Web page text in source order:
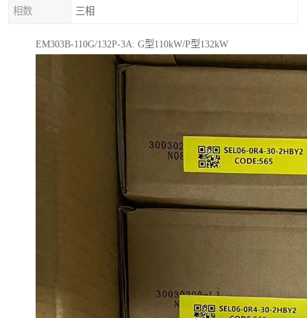
相数 三相
EM303B-110G/132P-3A: G型110kW/P型132kW